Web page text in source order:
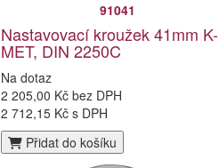
91041
Nastavovací kroužek 41mm K-
MET, DIN 2250C
Na dotaz
2 205,00 Kč bez DPH
2 712,15 Kč s DPH
Přidat do košíku